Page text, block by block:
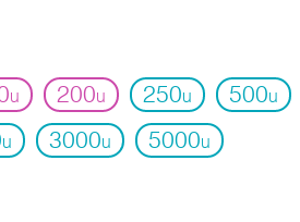
u 200u 250u 500u
u 3000u 5000u